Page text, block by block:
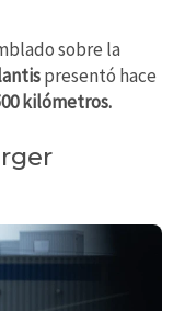
sobre la
presentó hace
kilómetros.